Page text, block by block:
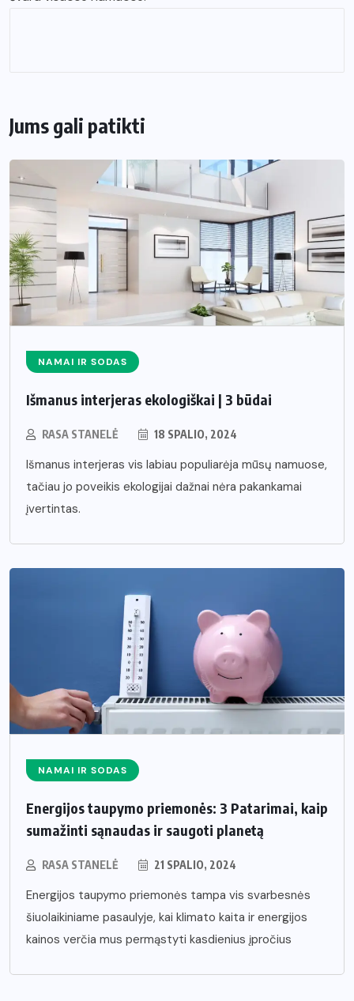
Jums gali patikti
NAMAI IR SODAS
Išmanus interjeras ekologiškai | 3 būdai
RASA STANELĖ 18 SPALIO, 2024
Išmanus interjeras vis labiau populiarėja mūsų namuose,
tačiau jo poveikis ekologijai dažnai nėra pakankamai
įvertintas.
NAMAI IR SODAS
Energijos taupymo priemonės: 3 Patarimai, kaip
sumažinti sąnaudas ir saugoti planetą
RASA STANELĖ 21 SPALIO, 2024
Energijos taupymo priemonės tampa vis svarbesnės
šiuolaikiniame pasaulyje, kai klimato kaita ir energijos
kainos verčia mus permąstyti kasdienius įpročius